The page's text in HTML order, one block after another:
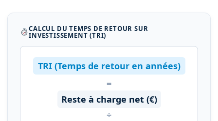
CALCUL DU TEMPS DE RETOUR SUR
INVESTISSEMENT (TRI)
TRI (Temps de retour en années)
=
Reste à charge net (€)
÷